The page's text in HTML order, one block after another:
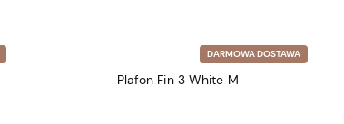
DARMOWA DOSTAWA
Plafon Fin 3 White M